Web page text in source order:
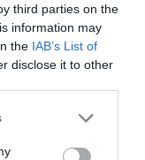
third parties on the
information may
the IAB’s List of
disclose it to other